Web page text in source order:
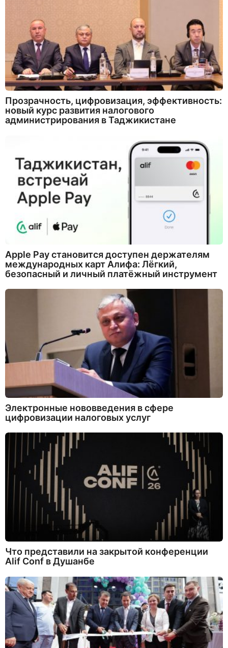
Прозрачность, цифровизация, эффективность:
новый курс развития налогового
администрирования в Таджикистане
Apple Pay становится доступен держателям
международных карт Алифа: Лёгкий,
безопасный и личный платёжный инструмент
Электронные нововведения в сфере
цифровизации налоговых услуг
Что представили на закрытой конференции
Alif Conf в Душанбе